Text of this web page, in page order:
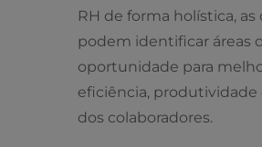
RH de forma holística, as
podem identificar áreas
oportunidade para
eficiência, produtividade
dos colaboradores.